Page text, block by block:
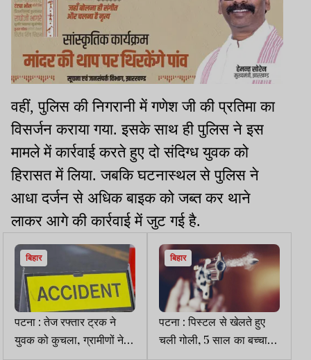
वहीं, पुलिस की निगरानी में गणेश जी की प्रतिमा का
विसर्जन कराया गया. इसके साथ ही पुलिस ने इस
मामले में कार्रवाई करते हुए दो संदिग्ध युवक को
हिरासत में लिया. जबकि घटनास्थल से पुलिस ने
आधा दर्जन से अधिक बाइक को जब्त कर थाने
लाकर आगे की कार्रवाई में जुट गई है.
बिहार
पटना : तेज रफ्तार ट्रक ने
युवक को कुचला, ग्रामीणों ने
बिहार
पटना : पिस्टल से खेलते हुए
चली गोली, 5 साल का बच्चा